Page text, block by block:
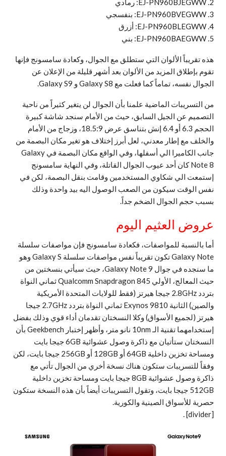
2. EJ-PN960BJEGWW: رمادي
3. EJ-PN960BVEGWW: بنفسجي
4. EJ-PN960BLEGWW: أزرق
5. EJ-PN960BAEGWW: بني
هذه تقريباً الألوان التي ستطلق مع الجوال، وكعادة سامسونج فإنها
تقوم بإطلاق المزيد من الألوان بعد أشهر قليلة من الإعلان عن
الجوال نفسه، تماماً كما فعلت مع Galaxy S8 و Galaxy S9.
من التسريبات الماضية علمنا بأن الجوال لن يتغير كثيراً من ناحية
التصميم عن الجيل السابق، حيث من الأمام سنجد شاشة كبيرة
الحجم 6.3 أو 6.4 إنش بتناسق عرض 18.5:9، وزجاج من الأمام
والخلف مع إطار معدني، لعل أبرز إختلاف هو تغير مكان البصمة من
جانب الكاميرا الي أسفلها، وفي الواقع مكان البصمة في Galaxy
Note 8 كان أحد عيوب الجوال القاتلة، وفي النهاية سامسونج
إستمعت الي شكاوي المستخدمين وقامت بنقل البصمة، لكن في
نفس الوقت سيكون من الصعب الوصول اليه بيد واحدة وذلك
بسبب حجم الجوال الضخم جداً.
عروض العثيم اليوم
أما بالنسبة للمواصفات، فكعادة سامسونج فإن مواصفات سلسلة
Galaxy Note تكون تقريباً نفس مواصفات سلسلة Galaxy S وهو
ما سنجده في جوال Galaxy Note 9، حيث سيأتي بنسختين من
حيث المعالج، الأولي Qualcomm Snapdragon 845 ثماني النواة
بتردد 2.8GHz جيجا هيرتز (فقط للولايات المتحدة الأمريكية
والصين) الثانية Exynos 9810 ثماني النواة بتردد 2.7GHz جيجا
هيرتز (لجميع الأسواق) وكلا النسختان تقدمان أداء قوي وذلك بفضل
إستخدامهما تقنية الـ 10nm نانو متر، وأظهر إختبار Geekbench بأن
النسختان ستأتيان مع ذاكرة وصول عشوائية 6GB جيجا بايت
ومساحة تخزين داخلية 64GB أو 128GB أو 256GB جيجا بايت، لكن
وفقاً للتسريبات ستكون هناك نسخة أخري من الجوال تأتي مع
ذاكرة وصول عشوائية 8GB جيجا بايت ومساحة تخزين داخلية
512GB جيجا بايت، وتقول التسريبات أيضاً بأن هذه النسخة ستكون
حصرية للأسواق الصينية والكورية.
[divider]
.